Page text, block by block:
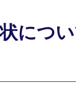
につ